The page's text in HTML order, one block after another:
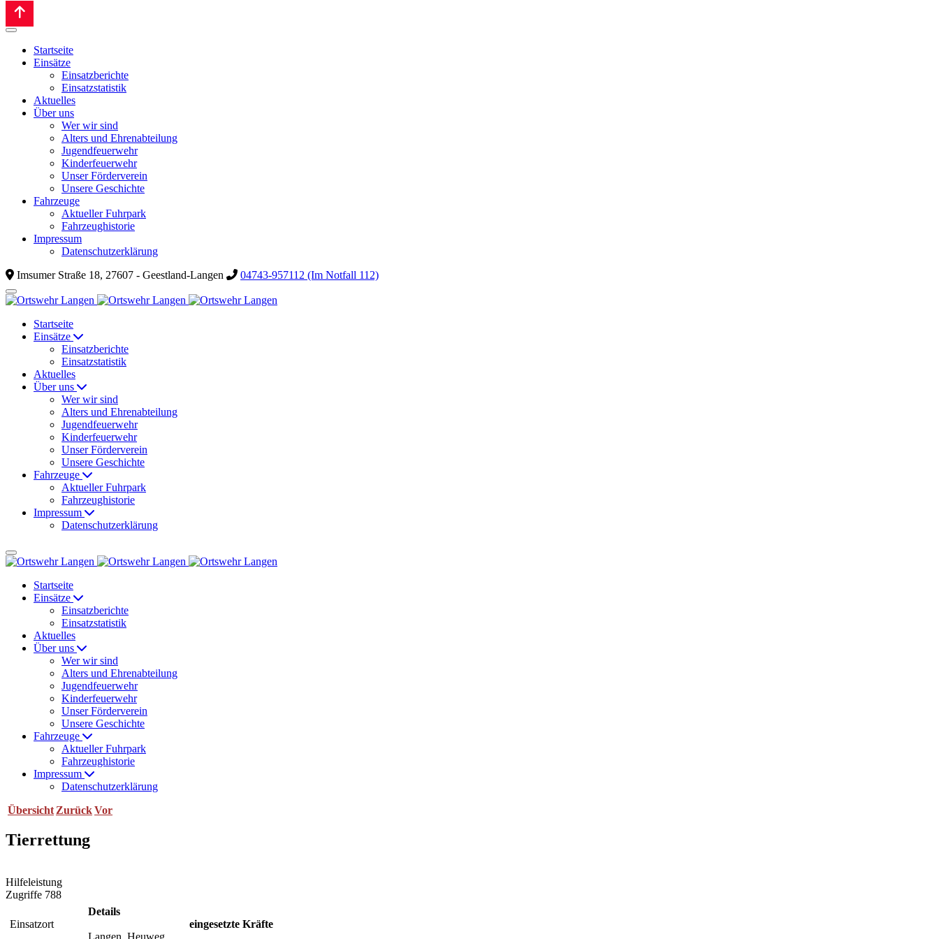
Startseite
Einsätze
Einsatzberichte
Einsatzstatistik
Aktuelles
Über uns
Wer wir sind
Alters und Ehrenabteilung
Jugendfeuerwehr
Kinderfeuerwehr
Unser Förderverein
Unsere Geschichte
Fahrzeuge
Aktueller Fuhrpark
Fahrzeughistorie
Impressum
Datenschutzerklärung
Imsumer Straße 18, 27607 - Geestland-Langen
04743-957112 (Im Notfall 112)
Startseite
Einsätze
Einsatzberichte
Einsatzstatistik
Aktuelles
Über uns
Wer wir sind
Alters und Ehrenabteilung
Jugendfeuerwehr
Kinderfeuerwehr
Unser Förderverein
Unsere Geschichte
Fahrzeuge
Aktueller Fuhrpark
Fahrzeughistorie
Impressum
Datenschutzerklärung
Startseite
Einsätze
Einsatzberichte
Einsatzstatistik
Aktuelles
Über uns
Wer wir sind
Alters und Ehrenabteilung
Jugendfeuerwehr
Kinderfeuerwehr
Unser Förderverein
Unsere Geschichte
Fahrzeuge
Aktueller Fuhrpark
Fahrzeughistorie
Impressum
Datenschutzerklärung
Übersicht ZurückVor
Tierrettung
Hilfeleistung
Zugriffe 788
Einsatzort
Details
Langen, Heuweg
eingesetzte Kräfte